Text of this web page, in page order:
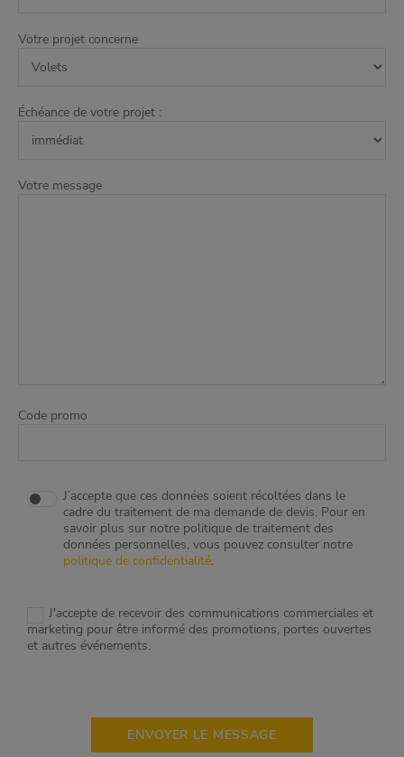
Votre projet concerne
Échéance de votre projet :
Votre message
Code promo
J’accepte que ces données soient récoltées dans le
cadre du traitement de ma demande de devis. Pour en
savoir plus sur notre politique de traitement des
données personnelles, vous pouvez consulter notre
politique de confidentialité.
J'accepte de recevoir des communications commerciales et
marketing pour être informé des promotions, portes ouvertes
et autres événements.